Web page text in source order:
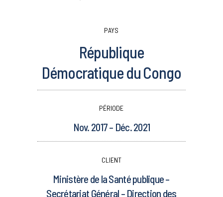
PAYS
République
Démocratique du Congo
PÉRIODE
Nov. 2017 – Déc. 2021
CLIENT
Ministère de la Santé publique –
Secrétariat Général – Direction des